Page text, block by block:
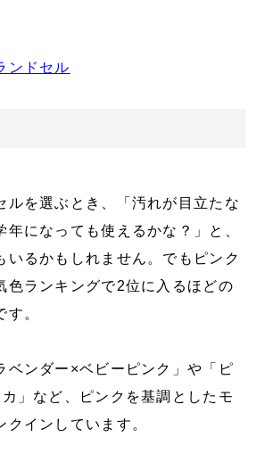
ンドセル
ルを選ぶとき、「汚れが目立たな
年になっても使えるかな？」と、
いるかもしれません。でもピンク
色ランキングで2位に入るほどの
す。
ベンダー×ベビーピンク」や「ピ
」など、ピンクを基調としたモ
クインしています。